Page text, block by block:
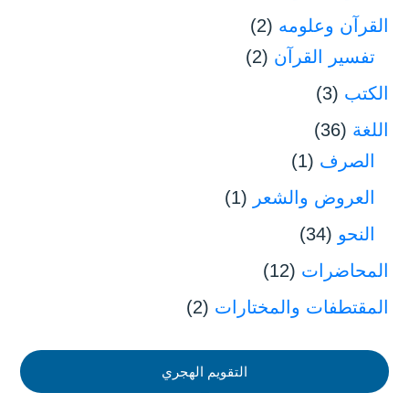
القرآن وعلومه (2)
تفسير القرآن (2)
الكتب (3)
اللغة (36)
الصرف (1)
العروض والشعر (1)
النحو (34)
المحاضرات (12)
المقتطفات والمختارات (2)
التقويم الهجري